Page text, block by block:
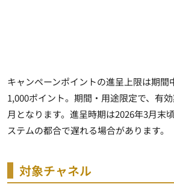
キャンペーンポイントの進呈上限は期間
1,000ポイント。期間・用途限定で、有
月となります。進呈時期は2026年3月末
ステムの都合で遅れる場合があります。
対象チャネル